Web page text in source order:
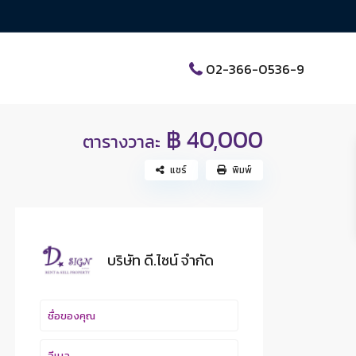
02-366-0536-9
ตารางวาละ ฿ 40,000
แชร์ พิมพ์
บริษัท ดี.ไซน์ จํากัด